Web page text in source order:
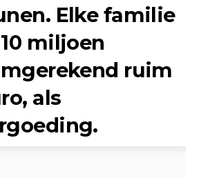
Elke familie
10 miljoen
ruim
, als